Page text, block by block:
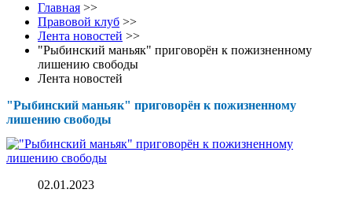
Главная >>
Правовой клуб >>
Лента новостей >>
"Рыбинский маньяк" приговорён к пожизненному
лишению свободы
Лента новостей
"Рыбинский маньяк" приговорён к пожизненному
лишению свободы
02.01.2023